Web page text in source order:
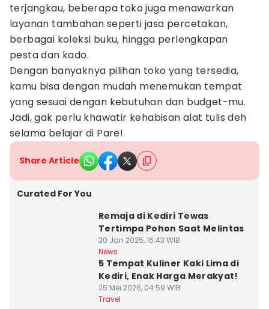
terjangkau, beberapa toko juga menawarkan
layanan tambahan seperti jasa percetakan,
berbagai koleksi buku, hingga perlengkapan
pesta dan kado.
Dengan banyaknya pilihan toko yang tersedia,
kamu bisa dengan mudah menemukan tempat
yang sesuai dengan kebutuhan dan budget-mu.
Jadi, gak perlu khawatir kehabisan alat tulis deh
selama belajar di Pare!
Share Article
Curated For You
Remaja di Kediri Tewas
Tertimpa Pohon Saat Melintas
30 Jan 2025, 16:43 WIB
News
5 Tempat Kuliner Kaki Lima di
Kediri, Enak Harga Merakyat!
25 Mei 2026, 04:59 WIB
Travel